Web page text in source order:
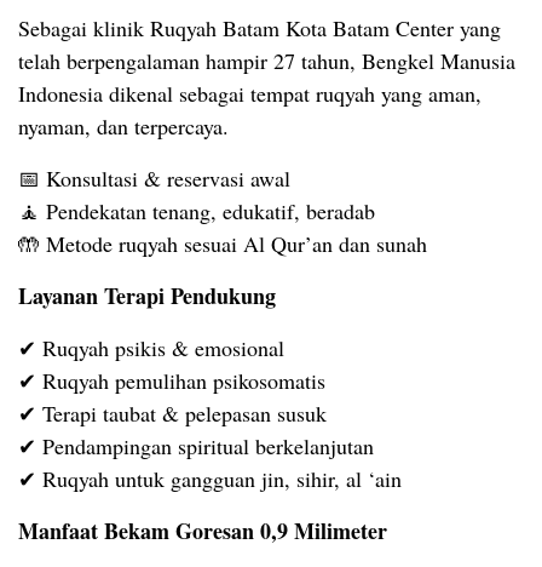
Sebagai klinik Ruqyah Batam Kota Batam Center yang
telah berpengalaman hampir 27 tahun, Bengkel Manusia
Indonesia dikenal sebagai tempat ruqyah yang aman,
nyaman, dan terpercaya.
📅 Konsultasi & reservasi awal
🧘 Pendekatan tenang, edukatif, beradab
🤲 Metode ruqyah sesuai Al Qur’an dan sunah
Layanan Terapi Pendukung
✔ Ruqyah psikis & emosional
✔ Ruqyah pemulihan psikosomatis
✔ Terapi taubat & pelepasan susuk
✔ Pendampingan spiritual berkelanjutan
✔ Ruqyah untuk gangguan jin, sihir, al ‘ain
Manfaat Bekam Goresan 0,9 Milimeter